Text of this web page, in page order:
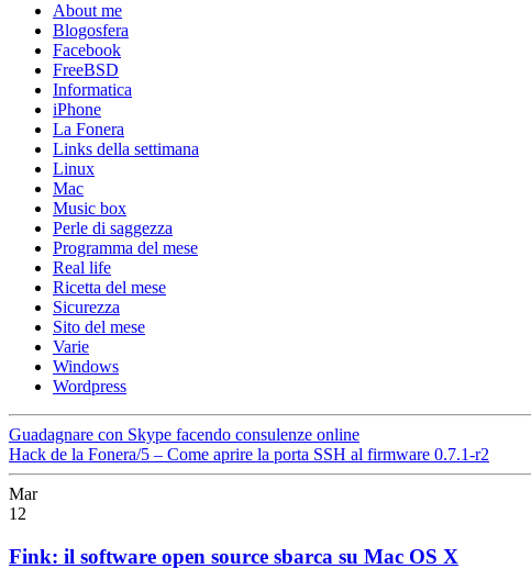
About me
Blogosfera
Facebook
FreeBSD
Informatica
iPhone
La Fonera
Links della settimana
Linux
Mac
Music box
Perle di saggezza
Programma del mese
Real life
Ricetta del mese
Sicurezza
Sito del mese
Varie
Windows
Wordpress
Guadagnare con Skype facendo consulenze online
Hack de la Fonera/5 – Come aprire la porta SSH al firmware 0.7.1-r2
Mar
12
Fink: il software open source sbarca su Mac OS X